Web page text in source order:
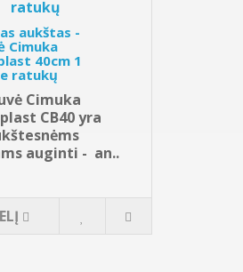
aukštas -
Cimuka
40cm 1
ratukų
Cimuka
CB40 yra
auginti - an..